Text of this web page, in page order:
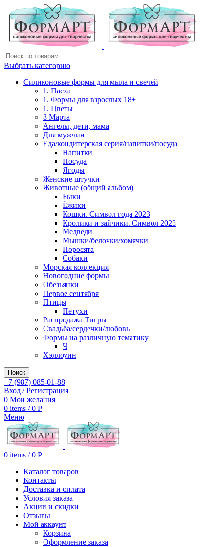
Выбрать категорию
Силиконовые формы для мыла и свечей
1. Пасха
1. Формы для взрослых 18+
1. Цветы
8 Марта
Ангелы, дети, мама
Для мужчин
Еда/кондитерская серия/напитки/посуда
Напитки
Посуда
Ягоды
Женские штучки
Животные (общий альбом)
Быки
Ёжики
Кошки. Символ года 2023
Кролики и зайчики. Символ 2023
Медведи
Мышки/белочки/хомячки
Поросята
Собаки
Морская коллекция
Новогодние формы
Обезьянки
Первое сентября
Птицы
Петухи
Распродажа Тигры
Свадьба/сердечки/любовь
Формы на различную тематику
Ч
Хэллоуин
Поиск
+7 (987) 085-01-88
Вход / Регистрация
0 Мои желания
0 items / 0 Р
Меню
0 items / 0 Р
Каталог товаров
Контакты
Доставка и оплата
Условия заказа
Акции и скидки
Отзывы
Мой аккаунт
Корзина
Оформление заказа